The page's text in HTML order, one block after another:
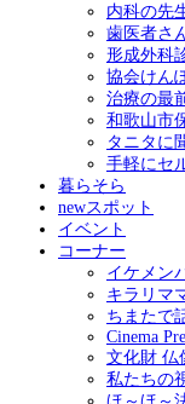
内科の先
歯医者さ
形成外科
協会けん
治療の最
和歌山市
タニタに
手軽にセ
暮らそら
newスポット
イベント
コーナー
イケメン
キラリマ
ちまたで
Cinema
文化財 仏
私たちの